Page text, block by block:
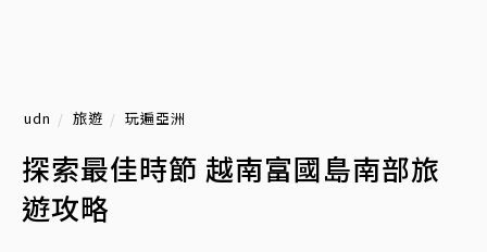
udn 旅遊 玩遍亞洲
探索最佳時節 越南富國島南部旅
遊攻略